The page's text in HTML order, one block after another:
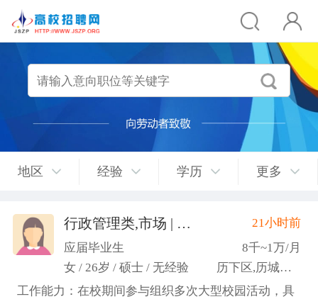
地区 经验 学历 更多
行政管理类,市场 | 媒介 | 广告 | 设计,人事/行政/后勤
21小时前
应届毕业生
8千~1万/月
女 / 26岁 / 硕士 / 无经验
历下区,历城区,市中区
工作能力：在校期间参与组织多次大型校园活动，具